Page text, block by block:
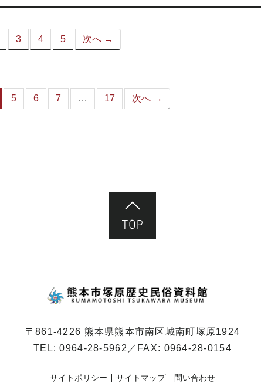
3 4 5 次へ →
（こ
5 6 7 … 17 次へ →
〒861-4226 熊本県熊本市南区城南町塚原1924
TEL:0964-28-5962 ／FAX: 0964-28-0154
サイトポリシー サイトマップ 問い合わせ